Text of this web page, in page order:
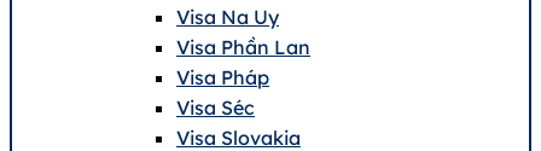
Visa Na Uy
Visa Phần Lan
Visa Pháp
Visa Séc
Visa Slovakia